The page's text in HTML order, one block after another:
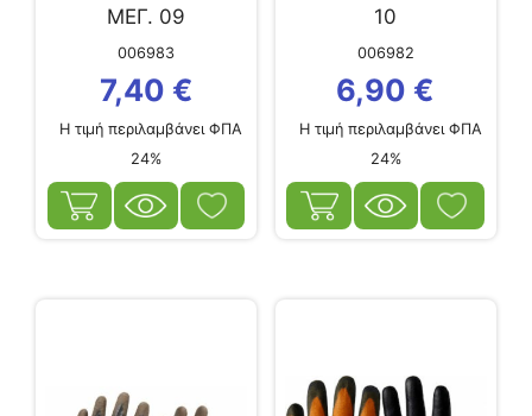
ΜΕΓ. 09
006983
7,40 €
Η τιμή περιλαμβάνει ΦΠΑ
24%
10
006982
6,90 €
Η τιμή περιλαμβάνει ΦΠΑ
24%